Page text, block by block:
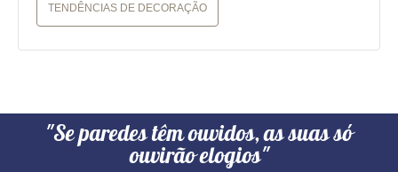
TENDÊNCIAS DE DECORAÇÃO
"Se paredes têm ouvidos, as suas só
ouvirão elogios"